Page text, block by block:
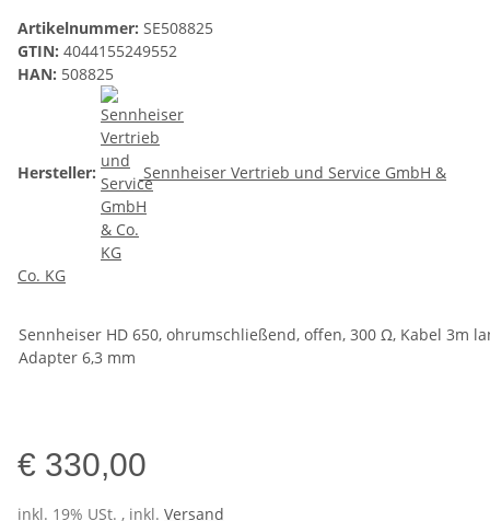
Artikelnummer: SE508825
GTIN: 4044155249552
HAN: 508825
Hersteller: Sennheiser Vertrieb und Service GmbH &
Co. KG
Sennheiser HD 650, ohrumschließend, offen, 300 Ω, Kabel 3m
Adapter 6,3 mm
€ 330,00
inkl. 19% USt. , inkl. Versand